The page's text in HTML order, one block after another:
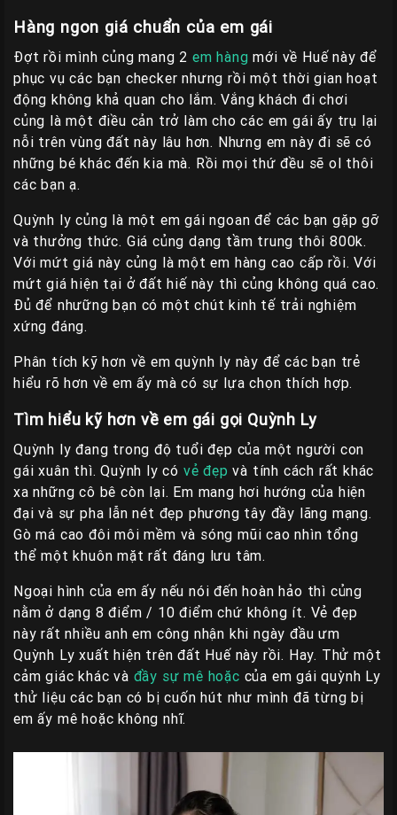
Hàng ngon giá chuẩn của em gái
Đợt rồi mình củng mang 2em hàng mới về Huế này để
phục vụ các bạn checker nhưng rồi một thời gian hoạt
động không khả quan cho lắm. Vắng khách đi chơi
củng là một điều cản trở làm cho các em gái ấy trụ lại
nỗi trên vùng đất này lâu hơn. Nhưng em này đi sẽ có
những bé khác đến kia mà. Rồi mọi thứ đều sẽ ol thôi
các bạn ạ.
Quỳnh ly củng là một em gái ngoan để các bạn gặp gỡ
và thưởng thức. Giá củng dạng tầm trung thôi 800k.
Với mứt giá này củng là một em hàng cao cấp rồi. Với
mứt giá hiện tại ở đất hiế này thì củng không quá cao.
Đủ để nhưững bạn có một chút kinh tế trải nghiệm
xứng đáng.
Phân tích kỹ hơn về em quỳnh ly này để các bạn trẻ
hiểu rõ hơn về em ấy mà có sự lựa chọn thích hợp.
Tìm hiểu kỹ hơn về em gái gọi Quỳnh Ly
Quỳnh ly đang trong độ tuổi đẹp của một người con
gái xuân thì. Quỳnh ly có vẻ đẹp và tính cách rất khác
xa những cô bê còn lại. Em mang hơi hướng của hiện
đại và sự pha lẫn nét đẹp phương tây đầy lãng mạng.
Gò má cao đôi môi mềm và sóng mũi cao nhìn tổng
thể một khuôn mặt rất đáng lưu tâm.
Ngoại hình của em ấy nếu nói đến hoàn hảo thì củng
nằm ở dạng 8 điểm / 10 điểm chứ không ít. Vẻ đẹp
này rất nhiều anh em công nhận khi ngày đầu ưm
Quỳnh Ly xuất hiện trên đất Huế này rồi. Hay. Thử một
cảm giác khác và đầy sự mê hoặc của em gái quỳnh Ly
thử liệu các bạn có bị cuốn hút như mình đã từng bị
em ấy mê hoặc không nhĩ.